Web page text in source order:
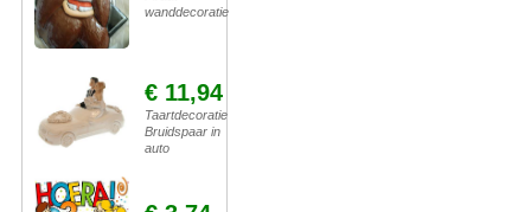
wanddecoratie
€ 11,94
Taartdecoratie
Bruidspaar in
auto